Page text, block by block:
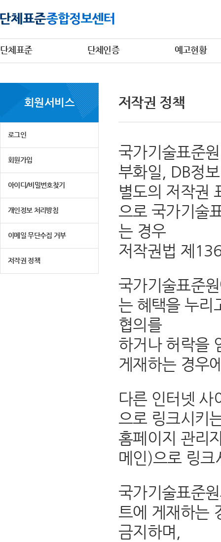
단체표준 단체인증 예고현황
회원서비스
로그인
회원가입
아이디/비밀번호찾기
개인정보 처리방침
이메일 무단수집 거부
저작권 정책
저작권 정책
국가기술표준
부화일, DB정
별도의 저작권
으로 국가기술
는 경우
저작권법 제
국가기술표준
는 혜택을 누리
협의를
하거나 허락을
게재하는 경우
다른 인터넷 사
으로 링크시키
홈페이지 관리
메인)으로 링크
국가기술표준
트에 게재하는
금지하며,